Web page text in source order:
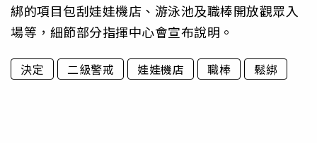
綁的項目包刮娃娃機店、游泳池及職棒開放觀眾入
場等，細節部分指揮中心會宣布說明。
決定 二級警戒 娃娃機店 職棒 鬆綁